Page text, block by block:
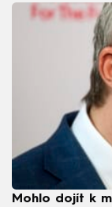
Mohlo dojít k